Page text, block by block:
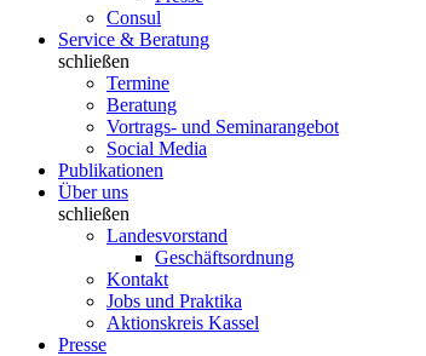
Consul
Service & Beratung
schließen
Termine
Beratung
Vortrags- und Seminarangebot
Social Media
Publikationen
Über uns
schließen
Landesvorstand
Geschäftsordnung
Kontakt
Jobs und Praktika
Aktionskreis Kassel
Presse